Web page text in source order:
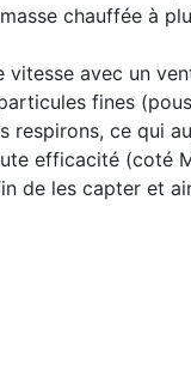
chauffée à
vitesse avec un
fines
respirons, ce qui
efficacité (coté
de les capter et